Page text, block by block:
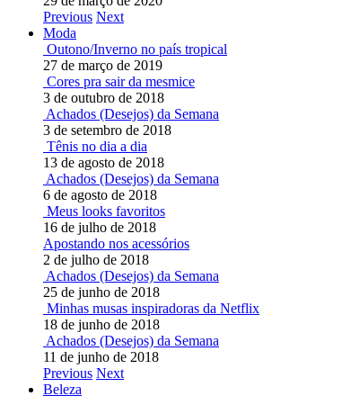
Previous Next
Moda
Outono/Inverno no país tropical
27 de março de 2019
Cores pra sair da mesmice
3 de outubro de 2018
Achados (Desejos) da Semana
3 de setembro de 2018
Tênis no dia a dia
13 de agosto de 2018
Achados (Desejos) da Semana
6 de agosto de 2018
Meus looks favoritos
16 de julho de 2018
Apostando nos acessórios
2 de julho de 2018
Achados (Desejos) da Semana
25 de junho de 2018
Minhas musas inspiradoras da Netflix
18 de junho de 2018
Achados (Desejos) da Semana
11 de junho de 2018
Previous Next
Beleza